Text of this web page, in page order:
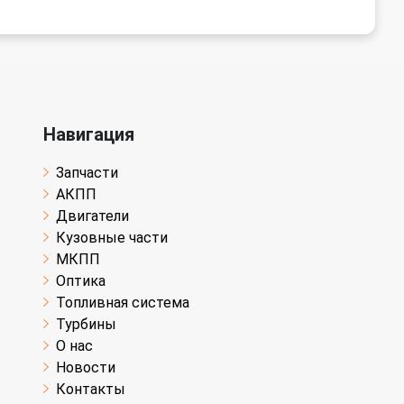
Навигация
Запчасти
АКПП
Двигатели
Кузовные части
МКПП
Оптика
Топливная система
Турбины
О нас
Новости
Контакты